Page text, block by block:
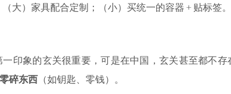
大）家具配合定制；（小）买统一的容器 + 贴标签。
一印象的玄关很重要，可是在中国，玄关甚至都不
碎东西 （如钥匙、零钱）。